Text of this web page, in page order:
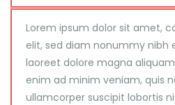
Lorem ipsum dolor sit amet,
elit, sed diam nonummy nibh
laoreet dolore magna
enim ad minim veniam, quis
ullamcorper suscipit lobortis